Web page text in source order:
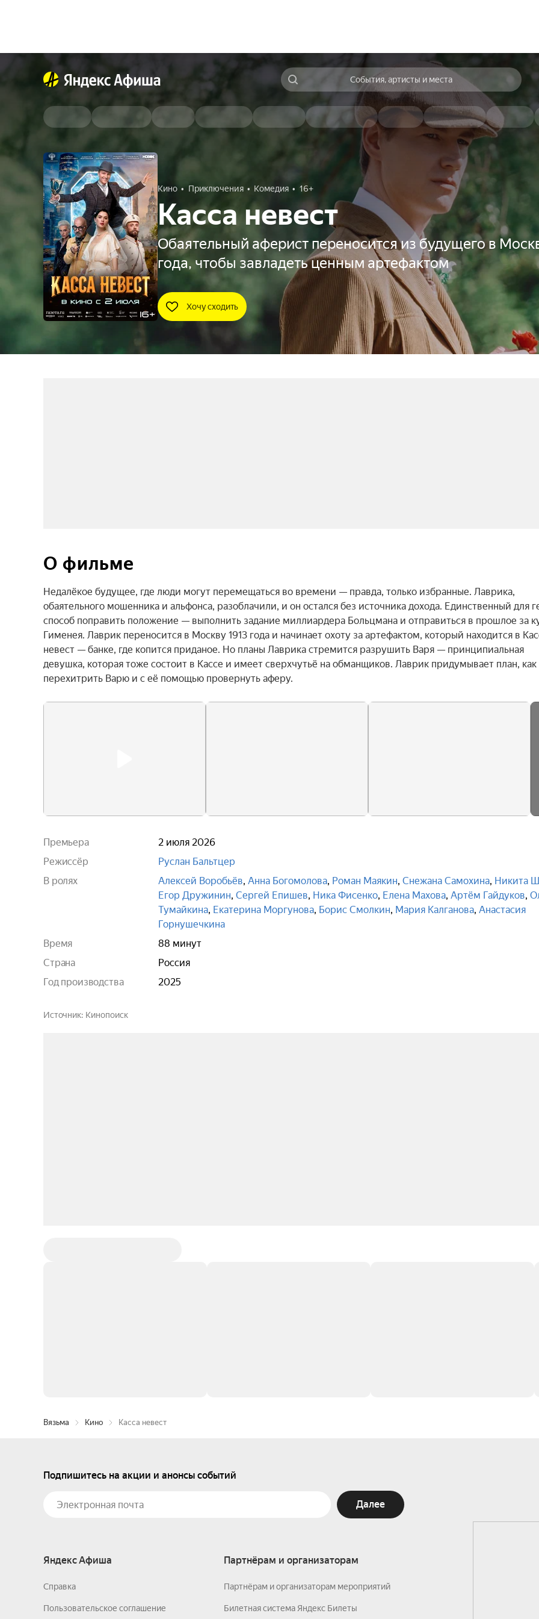
События, артисты и места
Кино Приключения Комедия 16+
Касса невест
Обаятельный аферист переносится из будущего в
года, чтобы завладеть ценным артефактом
Хочу сходить
О фильме
Недалёкое будущее, где люди могут перемещаться во времени — правда, только избранные. Лаврика,
обаятельного мошенника и альфонса, разоблачили, и он остался без источника дохода. Единственный для
способ поправить положение — выполнить задание миллиардера Больцмана и отправиться в прошлое за
Гименея. Лаврик переносится в Москву 1913 года и начинает охоту за артефактом, который находится в
невест — банке, где копится приданое. Но планы Лаврика стремится разрушить Варя — принципиальная
девушка, которая тоже состоит в Кассе и имеет сверхчутьё на обманщиков. Лаврик придумывает план, как
перехитрить Варю и с её помощью провернуть аферу.
Премьера
2 июля 2026
Режиссёр
Руслан Бальтцер
В ролях
Алексей Воробьёв, Анна Богомолова, Роман Маякин, Снежана Самохина, Никита
Егор Дружинин, Сергей Епишев, Ника Фисенко, Елена Махова, Артём Гайдуков,
Тумайкина, Екатерина Моргунова, Борис Смолкин, Мария Калганова, Анастасия
Горнушечкина
Время
88 минут
Страна
Россия
Год производства
2025
Источник Кинопоиск
Вязьма Кино Касса невест
Подпишитесь на акции и анонсы событий
Далее
Яндекс Афиша
Справка
Пользовательское соглашение
Партнёрам и организаторам
Партнёрам и организаторам мероприятий
Билетная система Яндекс Билеты